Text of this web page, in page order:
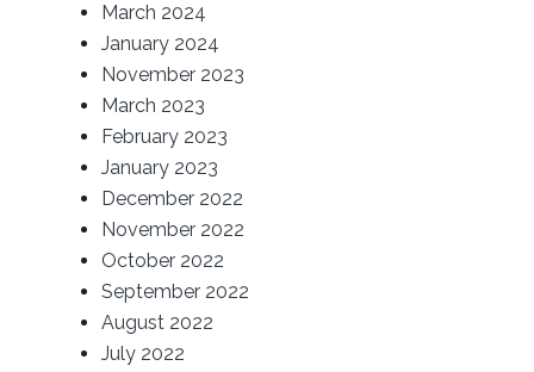
March 2024
January 2024
November 2023
March 2023
February 2023
January 2023
December 2022
November 2022
October 2022
September 2022
August 2022
July 2022